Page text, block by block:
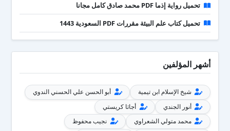
تحميل رواية إذما PDF محمد صادق كامل مجانا
تحميل كتاب علم البيئة مقررات PDF السعودية 1443
أشهر المؤلفين
شيخ الإسلام ابن تيمية
أبو الحسن علي الحسني الندوي
أنور الجندي
أجاثا كريستي
محمد متولي الشعراوي
نجيب محفوظ